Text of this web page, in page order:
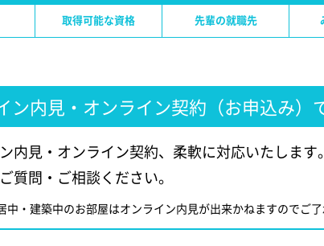
取得可能な資格 先輩の就職先
ン内見・オンライン契約（お申込み）
内見・オンライン契約、柔軟に対応いたします。
質問・ご相談ください。
中・建築中のお部屋はオンライン内見が出来かねますのでご